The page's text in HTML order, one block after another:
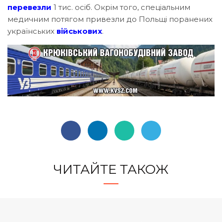
перевезли 1 тис. осіб. Окрім того, спеціальним
медичним потягом привезли до Польщі поранених
українських військових.
ЧИТАЙТЕ ТАКОЖ